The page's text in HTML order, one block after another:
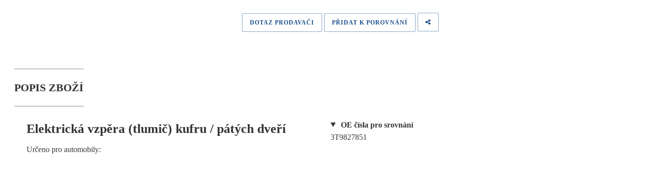
DOTAZ PRODAVAČI PŘIDAT K POROVNÁNÍ
POPIS ZBOŽÍ
Elektrická vzpěra (tlumič) kufru / pátých dveří
Určeno pro automobily:
OE čísla pro srovnání
3T9827851